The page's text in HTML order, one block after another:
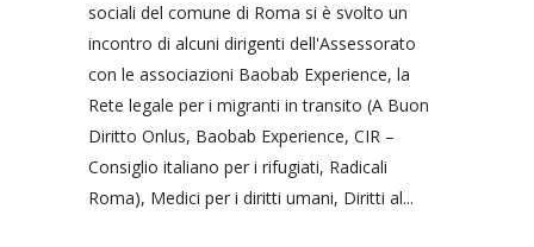
sociali del comune di Roma si è svolto un
incontro di alcuni dirigenti dell'Assessorato
con le associazioni Baobab Experience, la
Rete legale per i migranti in transito (A Buon
Diritto Onlus, Baobab Experience, CIR –
Consiglio italiano per i rifugiati, Radicali
Roma), Medici per i diritti umani, Diritti al...